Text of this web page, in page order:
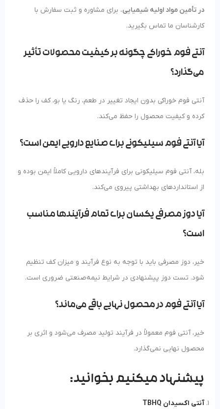
در تأمین مواد اولیه شیمیایی. برای مشاوره و ثبت سفارش با
کارشناسان ما تماس بگیرید.
آنتی فوم خوراکی چگونه بر کیفیت محصولات تأثیر
می‌گذارد؟
آنتی فوم خوراکی بدون ایجاد تغییر در طعم، رنگ یا بو، کف را حذف
کرده و کیفیت محصول را حفظ می‌کند.
آیا آنتی فوم سیلیکونی برای صنایع دارویی ایمن است؟
بله، آنتی فوم سیلیکونی برای فرآیندهای دارویی کاملاً ایمن بوده و
از استانداردهای بهداشتی پیروی می‌کند.
آیا دوز مصرفی یکسان برای تمام فرآیندها مناسب
است؟
خیر، دوز مصرفی باید با توجه به نوع فرآیند و میزان کف تنظیم
شود. تست دوز پیشنهادی در شرایط نیمه‌صنعتی ضروری است.
آیا آنتی فوم در محصول نهایی باقی می‌ماند؟
خیر، آنتی فوم معمولاً در فرآیند تولید مصرف می‌شود و اثری بر
محصول نهایی نمی‌گذارد.
پیشنهاد میکنیم بخوانید:
آنتی اکسیدان TBHQ